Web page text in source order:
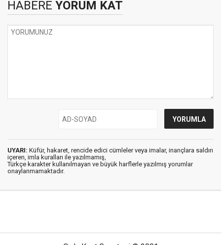
HABERE YORUM KAT
UYARI: Küfür, hakaret, rencide edici cümleler veya imalar, inançlara saldırı
içeren, imla kuralları ile yazılmamış,
Türkçe karakter kullanılmayan ve büyük harflerle yazılmış yorumlar
onaylanmamaktadır.